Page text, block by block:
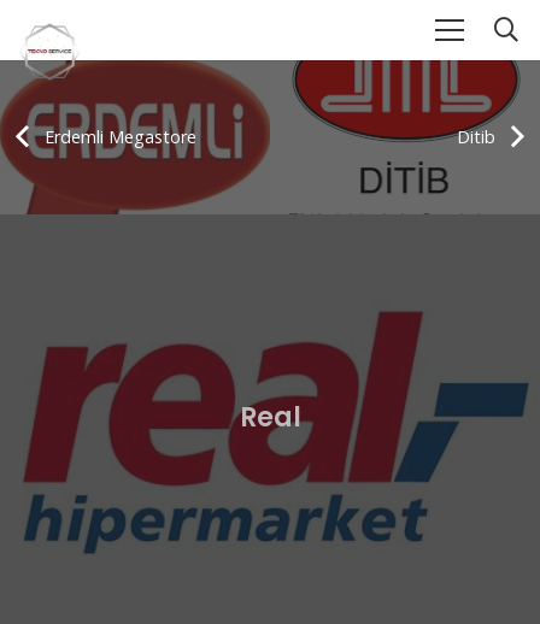
Erdemli Megastore Ditib
Real